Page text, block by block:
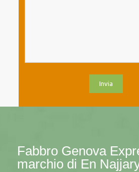
Fabbro Genova
marchio di En